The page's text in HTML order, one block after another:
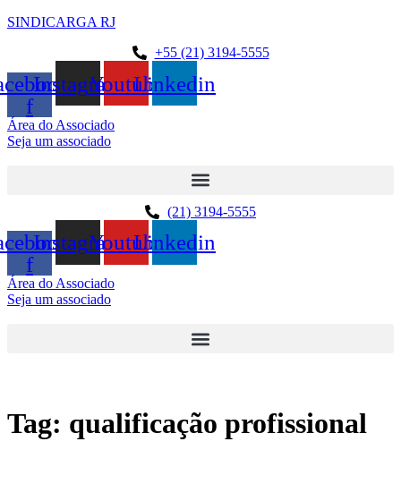
SINDICARGA RJ
+55 (21) 3194-5555
f
InstagramYoutubeLinkedin
Área do Associado
Seja um associado
(21) 3194-5555
f
InstagramYoutubeLinkedin
Área do Associado
Seja um associado
Tag: qualificação profissional